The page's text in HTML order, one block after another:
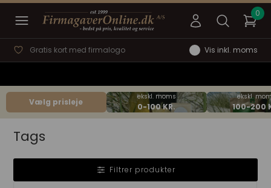
Hurtig svartid Vis inkl. moms
Vælg prisleje
Tags
Filtrer produkter